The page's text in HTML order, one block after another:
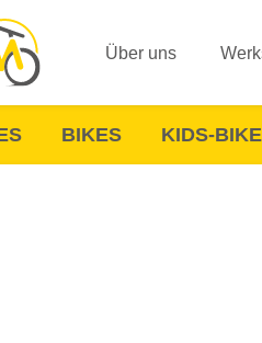
Über uns
BIKES KIDS-